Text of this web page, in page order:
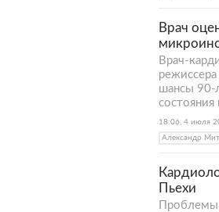
Врач
Врач-
шансы 90-
состояния
18:06, 4 июля
Александр
Пьехи
Проблемы